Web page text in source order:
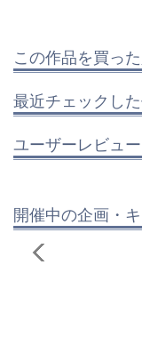
この作品を買っ
最近チェックし
ユーザーレビュー
開催中の企画・